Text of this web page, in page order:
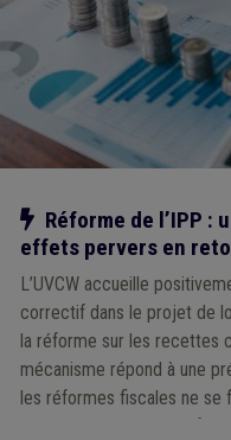
Notre action
Réforme de l’IPP :
effets pervers en
L’UVCW accueille
correctif dans le projet de
la réforme sur les recettes
mécanisme répond à une
les réformes fiscales ne se
communes, comme ce fut